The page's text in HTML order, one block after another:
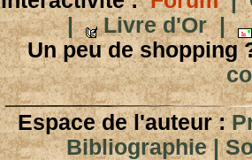
|
Livre d'Or|
Un peu de shopping
Espace de l'auteur :
Bibliographie|